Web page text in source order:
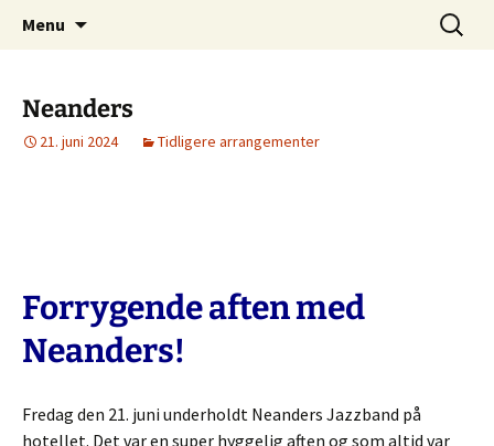
Sea-Side Club
Juelsminde Jazzklub
Menu
Søg
efter:
Neanders
21. juni 2024 Tidligere arrangementer
Forrygende aften med
Neanders!
Fredag den 21. juni underholdt Neanders Jazzband på
hotellet. Det var en super hyggelig aften og som altid var